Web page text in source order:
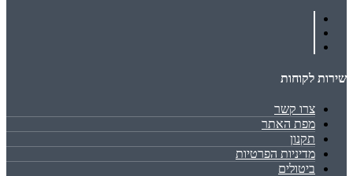
שירות לקוחות
צרו קשר
מפת האתר
תקנון
מדיניות הפרטיות
ביטולים